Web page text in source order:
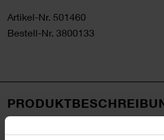
Artikel-Nr. 501460
Bestell-Nr. 3800133
Das Wachsplatten Set Pastell